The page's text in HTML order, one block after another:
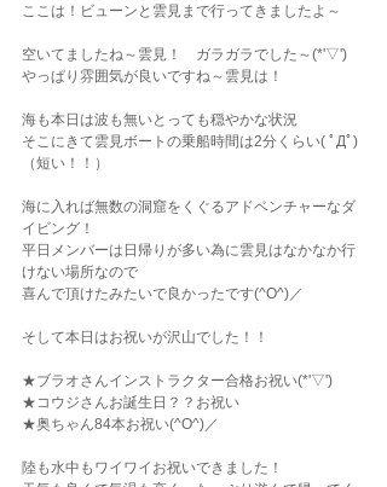
ここは！ビューンと雲見まで行ってきましたよ～
空いてましたね～雲見！　ガラガラでした～(*'▽')
やっぱり雰囲気が良いですね～雲見は！
海も本日は波も無いとっても穏やかな状況
そこにきて雲見ボートの乗船時間は2分くらい( ﾟДﾟ)
（短い！！）
海に入れば無数の洞窟をくぐるアドベンチャーなダ
イビング！
平日メンバーは日帰りが多い為に雲見はなかなか行
けない場所なので
喜んで頂けたみたいで良かったです(^O^)／
そして本日はお祝いが沢山でした！！
★ブラオさんインストラクター合格お祝い(*'▽')
★コウジさんお誕生日？？お祝い
★奥ちゃん84本お祝い(^O^)／
陸も水中もワイワイお祝いできました！